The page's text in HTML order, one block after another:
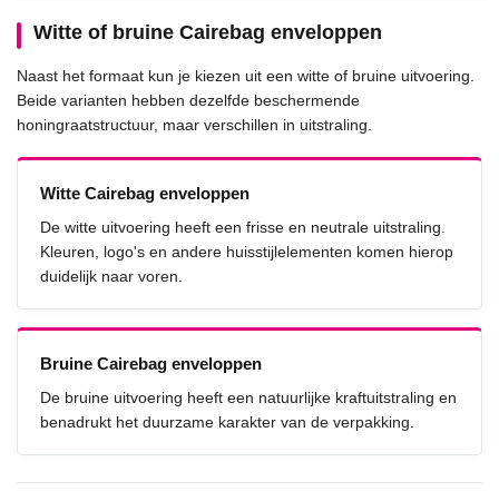
Witte of bruine Cairebag enveloppen
Naast het formaat kun je kiezen uit een witte of bruine uitvoering.
Beide varianten hebben dezelfde beschermende
honingraatstructuur, maar verschillen in uitstraling.
Witte Cairebag enveloppen
De witte uitvoering heeft een frisse en neutrale uitstraling.
Kleuren, logo's en andere huisstijlelementen komen hierop
duidelijk naar voren.
Bruine Cairebag enveloppen
De bruine uitvoering heeft een natuurlijke kraftuitstraling en
benadrukt het duurzame karakter van de verpakking.